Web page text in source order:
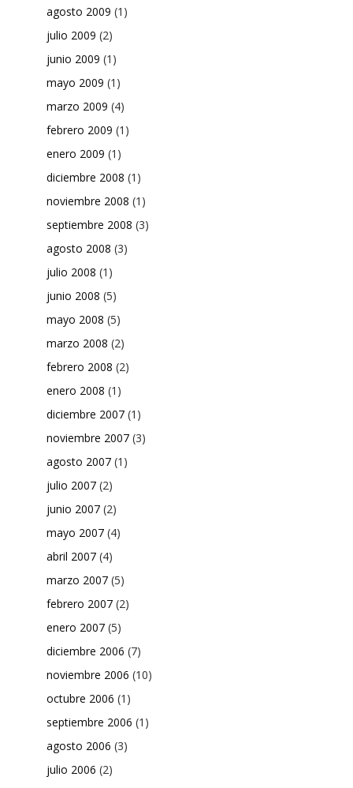
agosto 2009 (1)
julio 2009 (2)
junio 2009 (1)
mayo 2009 (1)
marzo 2009 (4)
febrero 2009 (1)
enero 2009 (1)
diciembre 2008 (1)
noviembre 2008 (1)
septiembre 2008 (3)
agosto 2008 (3)
julio 2008 (1)
junio 2008 (5)
mayo 2008 (5)
marzo 2008 (2)
febrero 2008 (2)
enero 2008 (1)
diciembre 2007 (1)
noviembre 2007 (3)
agosto 2007 (1)
julio 2007 (2)
junio 2007 (2)
mayo 2007 (4)
abril 2007 (4)
marzo 2007 (5)
febrero 2007 (2)
enero 2007 (5)
diciembre 2006 (7)
noviembre 2006 (10)
octubre 2006 (1)
septiembre 2006 (1)
agosto 2006 (3)
julio 2006 (2)